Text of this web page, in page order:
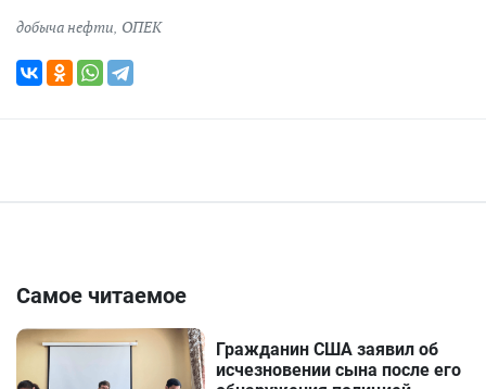
добыча нефти, ОПЕК
Самое читаемое
Гражданин США заявил об
исчезновении сына после его